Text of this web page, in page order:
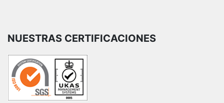
NUESTRAS CERTIFICACIONES